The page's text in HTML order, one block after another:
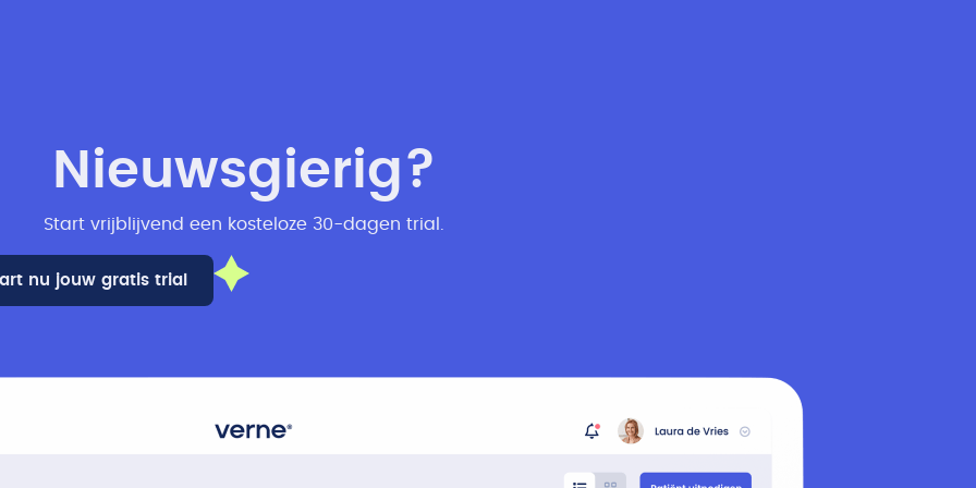
Nieuwsgierig?
Start vrijblijvend een kosteloze 30-dagen trial​.
nu jouw gratis trial